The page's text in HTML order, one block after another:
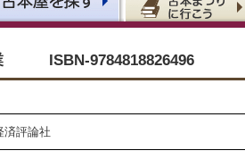
業 ISBN-9784818826496
済評論社